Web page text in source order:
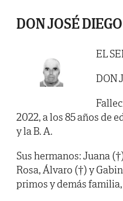
DON JOSÉ
EL
DON
2022, a los 85 años de
y la B. A.
Sus hermanos: Juana
Rosa, Álvaro (†) y
primos y demás familia,